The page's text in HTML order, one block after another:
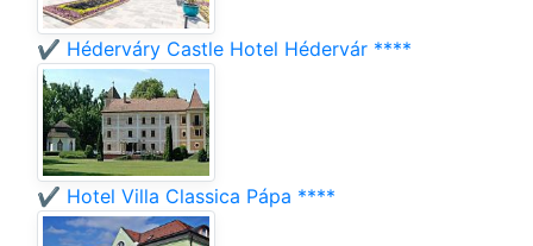
✔️ Héderváry Castle Hotel Hédervár ****
✔️ Hotel Villa Classica Pápa ****